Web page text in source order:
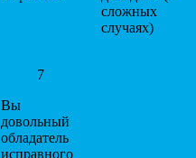
сложных
случаях)
7
Вы
довольный
обладатель
исправного